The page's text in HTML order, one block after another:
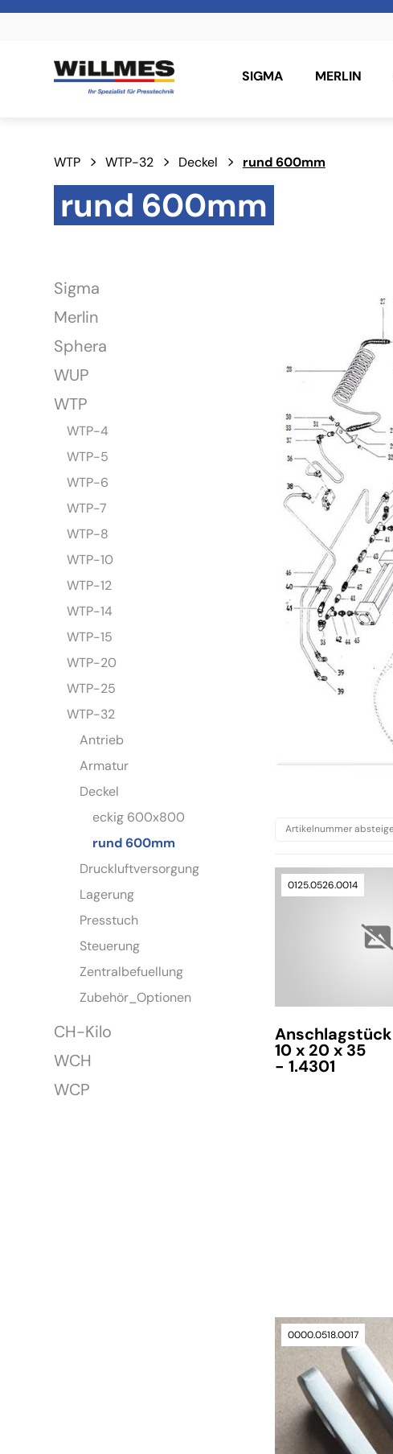
SIGMA MERLIN
WTP WTP-32 Deckel rund 600mm
rund 600mm
Sigma
Merlin
Sphera
WUP
WTP
WTP-4
WTP-5
WTP-6
WTP-7
WTP-8
WTP-10
WTP-12
WTP-14
WTP-15
WTP-20
WTP-25
WTP-32
Antrieb
Armatur
Deckel
eckig 600x800
rund 600mm
Druckluftversorgung
Lagerung
Presstuch
Steuerung
Zentralbefuellung
Zubehör_Optionen
CH-Kilo
WCH
WCP
0125.0526.0014
Anschlagstück
10 x 20 x 35
- 1.4301
0000.0518.0017